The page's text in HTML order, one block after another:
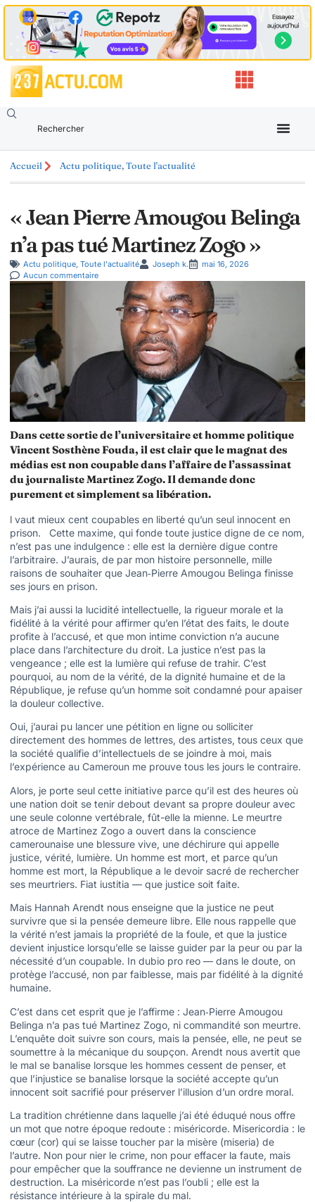
Accueil Actu politique,Toute l'actualité
« Jean Pierre Amougou Belinga
n’a pas tué Martinez Zogo »
Actu politique Toute l'actualité Joseph k.
mai 16, 2026
Aucun commentaire
Dans cette sortie de l’universitaire et homme politique
Vincent Sosthène Fouda, il est clair que le magnat des
médias est non coupable dans l’affaire de l’assassinat
du journaliste Martinez Zogo. Il demande donc
purement et simplement sa libération.
l vaut mieux cent coupables en liberté qu’un seul innocent en
prison. Cette maxime, qui fonde toute justice digne de ce nom,
n’est pas une indulgence : elle est la dernière digue contre
l’arbitraire. J’aurais, de par mon histoire personnelle, mille
raisons de souhaiter que Jean‑Pierre Amougou Belinga finisse
ses jours en prison.
Mais j’ai aussi la lucidité intellectuelle, la rigueur morale et la
fidélité à la vérité pour affirmer qu’en l’état des faits, le doute
profite à l’accusé, et que mon intime conviction n’a aucune
place dans l’architecture du droit. La justice n’est pas la
vengeance ; elle est la lumière qui refuse de trahir. C’est
pourquoi, au nom de la vérité, de la dignité humaine et de la
République, je refuse qu’un homme soit condamné pour apaiser
la douleur collective.
Oui, j’aurai pu lancer une pétition en ligne ou solliciter
directement des hommes de lettres, des artistes, tous ceux que
la société qualifie d’intellectuels de se joindre à moi, mais
l’expérience au Cameroun me prouve tous les jours le contraire.
Alors, je porte seul cette initiative parce qu’il est des heures où
une nation doit se tenir debout devant sa propre douleur avec
une seule colonne vertébrale, fût-elle la mienne. Le meurtre
atroce de Martinez Zogo a ouvert dans la conscience
camerounaise une blessure vive, une déchirure qui appelle
justice, vérité, lumière. Un homme est mort, et parce qu’un
homme est mort, la République a le devoir sacré de rechercher
ses meurtriers. Fiat iustitia — que justice soit faite.
Mais Hannah Arendt nous enseigne que la justice ne peut
survivre que si la pensée demeure libre. Elle nous rappelle que
la vérité n’est jamais la propriété de la foule, et que la justice
devient injustice lorsqu’elle se laisse guider par la peur ou par la
nécessité d’un coupable. In dubio pro reo — dans le doute, on
protège l’accusé, non par faiblesse, mais par fidélité à la dignité
humaine.
C’est dans cet esprit que je l’affirme : Jean‑Pierre Amougou
Belinga n’a pas tué Martinez Zogo, ni commandité son meurtre.
L’enquête doit suivre son cours, mais la pensée, elle, ne peut se
soumettre à la mécanique du soupçon. Arendt nous avertit que
le mal se banalise lorsque les hommes cessent de penser, et
que l’injustice se banalise lorsque la société accepte qu’un
innocent soit sacrifié pour préserver l’illusion d’un ordre moral.
La tradition chrétienne dans laquelle j’ai été éduqué nous offre
un mot que notre époque redoute : miséricorde. Misericordia : le
cœur (cor) qui se laisse toucher par la misère (miseria) de
l’autre. Non pour nier le crime, non pour effacer la faute, mais
pour empêcher que la souffrance ne devienne un instrument de
destruction. La miséricorde n’est pas l’oubli ; elle est la
résistance intérieure à la spirale du mal.